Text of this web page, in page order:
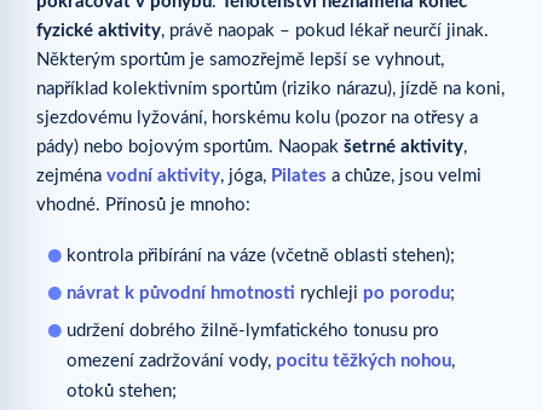
fyzické aktivity, právě naopak – pokud lékař neurčí jinak.
Některým sportům je samozřejmě lepší se vyhnout,
například kolektivním sportům (riziko nárazu), jízdě na koni,
sjezdovému lyžování, horskému kolu (pozor na otřesy a
pády) nebo bojovým sportům. Naopak šetrné aktivity,
zejména vodní aktivity, jóga, Pilates a chůze, jsou velmi
vhodné. Přínosů je mnoho:
kontrola přibírání na váze (včetně oblasti stehen);
návrat k původní hmotnosti rychleji po porodu;
udržení dobrého žilně-lymfatického tonusu pro
omezení zadržování vody, pocitu těžkých nohou,
otoků stehen;